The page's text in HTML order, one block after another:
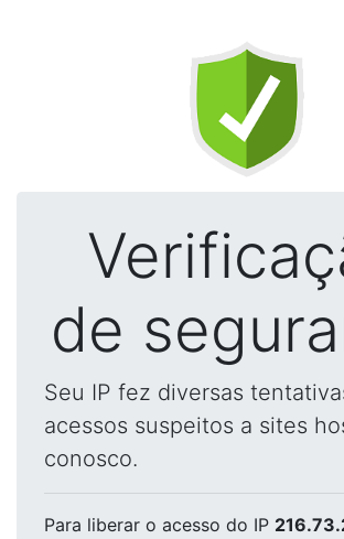
de
Seu IP fez diversas
acessos suspeitos a sites
conosco.
Para liberar o acesso do IP